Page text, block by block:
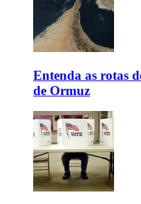
Entenda as rotas
de Ormuz